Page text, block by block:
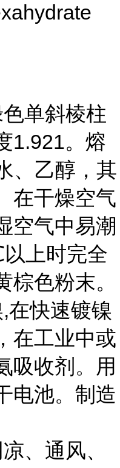
单斜棱柱
1.921。熔
、乙醇，其
在干燥空气
空气中易潮
上时完全
棕色粉末。
在快速镀镍
在工业中或
吸收剂。用
电池。制造
、通风、